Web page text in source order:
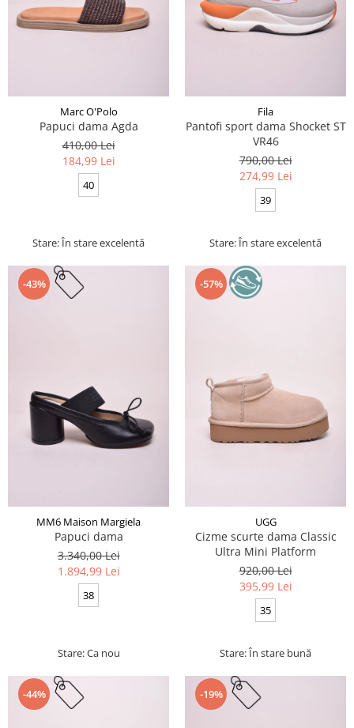
Marc O'Polo
Papuci dama Agda
410,00 Lei
184,99 Lei
40
Stare: În stare excelentă
Fila
Pantofi sport dama Shocket ST
VR46
790,00 Lei
274,99 Lei
39
Stare: În stare excelentă
-43%
MM6 Maison Margiela
Papuci dama
3.340,00 Lei
1.894,99 Lei
38
Stare: Ca nou
-57%
UGG
Cizme scurte dama Classic
Ultra Mini Platform
920,00 Lei
395,99 Lei
35
Stare: În stare bună
-44% -19%